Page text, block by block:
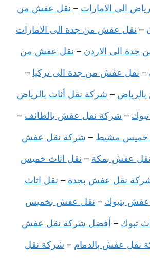
الى الامارات– نقل عفش من
– نقل عفش من جدة الى الامارات
الى الاردن– نقل عفش من
نقل عفش من جدة الى تركيا–
– شركة نقل أثاث بالرياض
– شركة نقل عفش بالطائف–
خميس مشيط– شركة نقل عفش
عفش بمكة– نقل اثاث خميس
نقل عفش بجدة– نقل اثاث
بتبوك– نقل عفش بخميس
تبوك– أفضل شركة نقل عفش
نقل عفش بالدمام– شركة نقل